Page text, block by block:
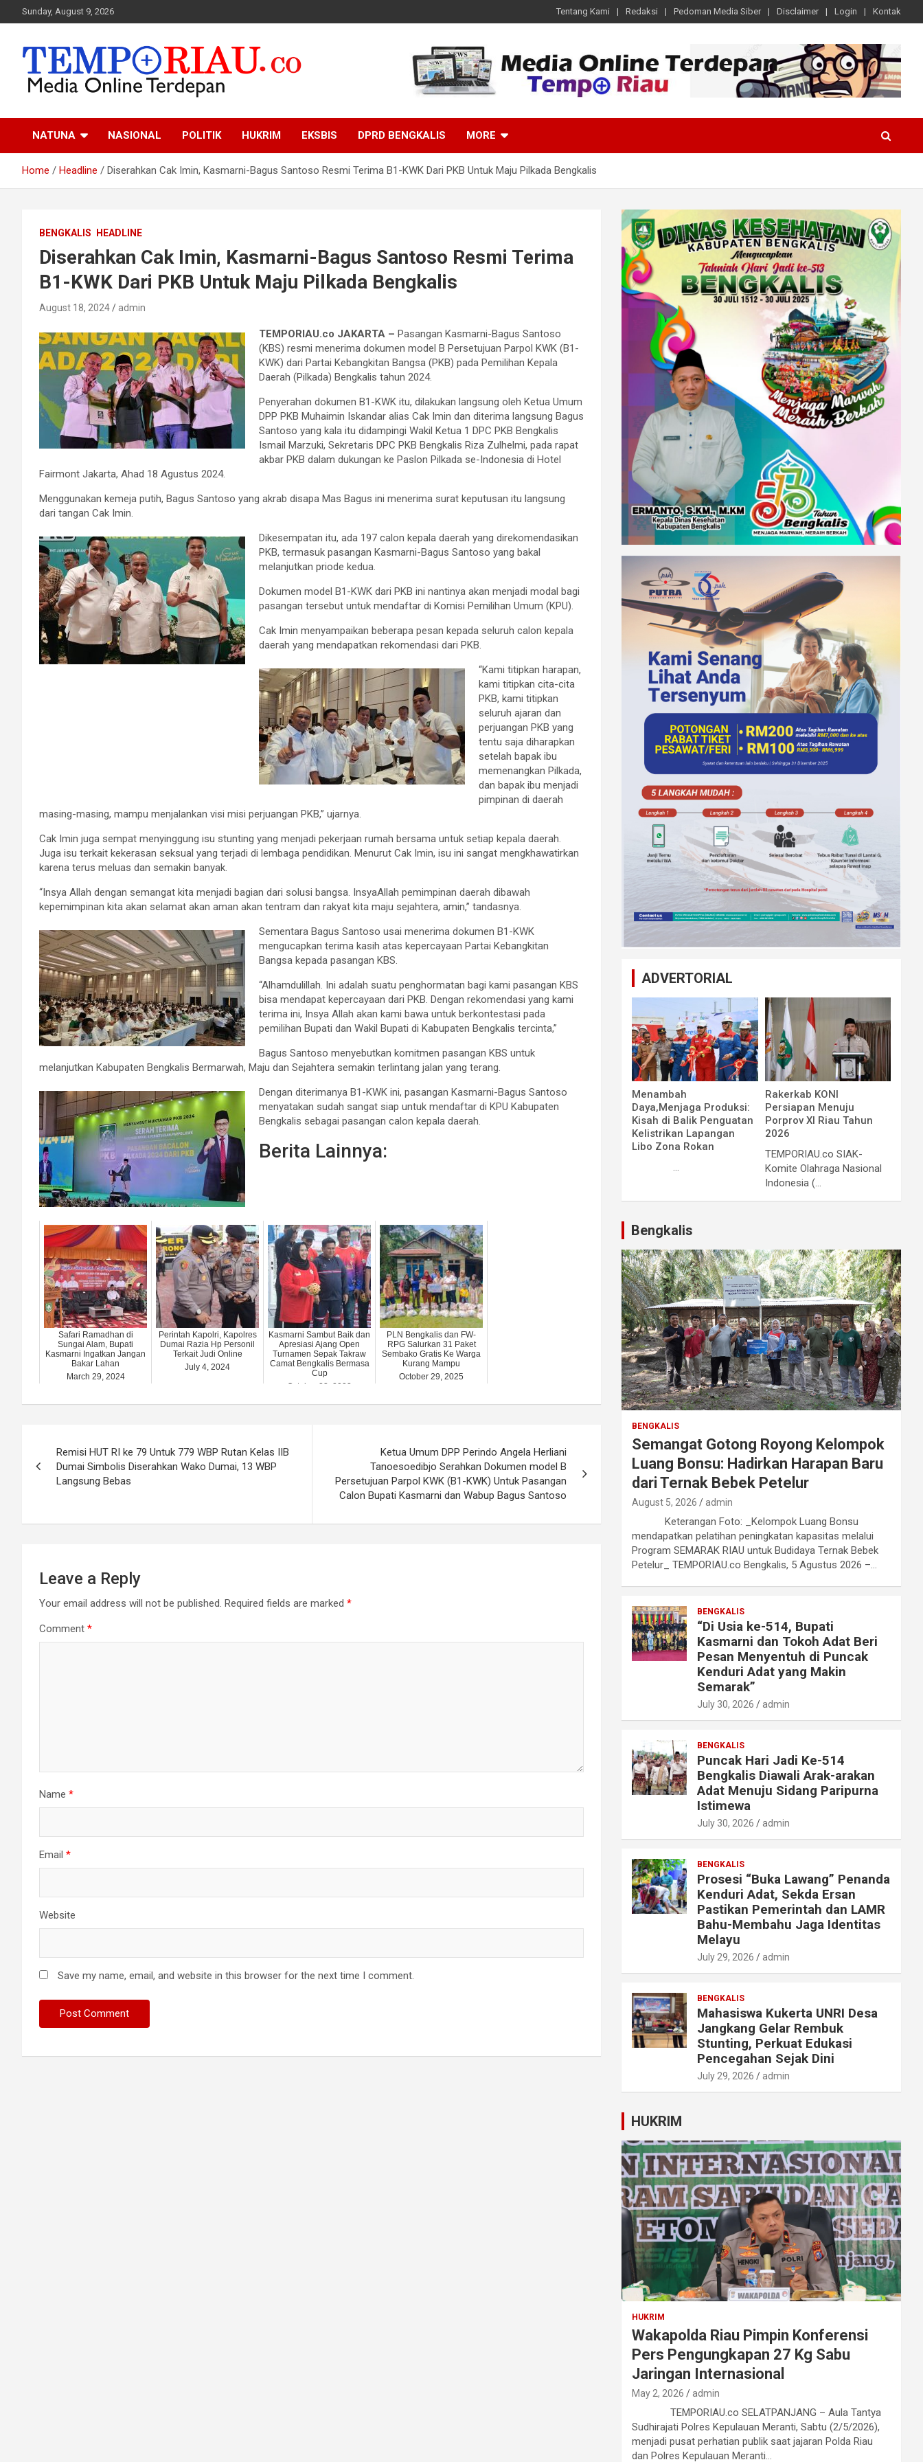
to
Sunday, August 9, 2026 Tentang Kami Redaksi Pedoman Media Siber Disclaimer Login Kontak
Tempo Riau
NATUNA NASIONAL POLITIK HUKRIM EKSBIS DPRD BENGKALIS MORE
Home Headline Diserahkan Cak Imin, Kasmarni-Bagus Santoso Resmi Terima B1-KWK Dari PKB Untuk Maju Pilkada Bengkalis
BENGKALIS HEADLINE
Diserahkan Cak Imin, Kasmarni-Bagus Santoso Resmi Terima
B1-KWK Dari PKB Untuk Maju Pilkada Bengkalis
August 18, 2024 admin
TEMPORIAU.co JAKARTA – Pasangan Kasmarni-Bagus Santoso
(KBS) resmi menerima dokumen model B Persetujuan Parpol KWK (B1-
KWK) dari Partai Kebangkitan Bangsa (PKB) pada Pemilihan Kepala
Daerah (Pilkada) Bengkalis tahun 2024.
Penyerahan dokumen B1-KWK itu, dilakukan langsung oleh Ketua Umum
DPP PKB Muhaimin Iskandar alias Cak Imin dan diterima langsung Bagus
Santoso yang kala itu didampingi Wakil Ketua 1 DPC PKB Bengkalis
Ismail Marzuki, Sekretaris DPC PKB Bengkalis Riza Zulhelmi, pada rapat
akbar PKB dalam dukungan ke Paslon Pilkada se-Indonesia di Hotel
Fairmont Jakarta, Ahad 18 Agustus 2024.
Menggunakan kemeja putih, Bagus Santoso yang akrab disapa Mas Bagus ini menerima surat keputusan itu langsung
dari tangan Cak Imin.
Dikesempatan itu, ada 197 calon kepala daerah yang direkomendasikan
PKB, termasuk pasangan Kasmarni-Bagus Santoso yang bakal
melanjutkan priode kedua.
Dokumen model B1-KWK dari PKB ini nantinya akan menjadi modal bagi
pasangan tersebut untuk mendaftar di Komisi Pemilihan Umum (KPU).
Cak Imin menyampaikan beberapa pesan kepada seluruh calon kepala
daerah yang mendapatkan rekomendasi dari PKB.
“Kami titipkan harapan,
kami titipkan cita-cita
PKB, kami titipkan
seluruh ajaran dan
perjuangan PKB yang
tentu saja diharapkan
setelah bapak ibu
memenangkan Pilkada,
dan bapak ibu menjadi
pimpinan di daerah
masing-masing, mampu menjalankan visi misi perjuangan PKB,” ujarnya.
Cak Imin juga sempat menyinggung isu stunting yang menjadi pekerjaan rumah bersama untuk setiap kepala daerah.
Juga isu terkait kekerasan seksual yang terjadi di lembaga pendidikan. Menurut Cak Imin, isu ini sangat mengkhawatirkan
karena terus meluas dan semakin banyak.
“Insya Allah dengan semangat kita menjadi bagian dari solusi bangsa. InsyaAllah pemimpinan daerah dibawah
kepemimpinan kita akan selamat akan aman akan tentram dan rakyat kita maju sejahtera, amin,” tandasnya.
Sementara Bagus Santoso usai menerima dokumen B1-KWK
mengucapkan terima kasih atas kepercayaan Partai Kebangkitan
Bangsa kepada pasangan KBS.
“Alhamdulillah. Ini adalah suatu penghormatan bagi kami pasangan KBS
bisa mendapat kepercayaan dari PKB. Dengan rekomendasi yang kami
terima ini, Insya Allah akan kami bawa untuk berkontestasi pada
pemilihan Bupati dan Wakil Bupati di Kabupaten Bengkalis tercinta,”
Bagus Santoso menyebutkan komitmen pasangan KBS untuk
melanjutkan Kabupaten Bengkalis Bermarwah, Maju dan Sejahtera semakin terlintang jalan yang terang.
Dengan diterimanya B1-KWK ini, pasangan Kasmarni-Bagus Santoso
menyatakan sudah sangat siap untuk mendaftar di KPU Kabupaten
Bengkalis sebagai pasangan calon kepala daerah.
Berita Lainnya:
Safari Ramadhan di
Sungai Alam, Bupati
Kasmarni Ingatkan Jangan
Bakar Lahan
March 29, 2024
Perintah Kapolri, Kapolres
Dumai Razia Hp Personil
Terkait Judi Online
July 4, 2024
Kasmarni Sambut Baik dan
Apresiasi Ajang Open
Turnamen Sepak Takraw
Camat Bengkalis Bermasa
Cup
October 23, 2023
PLN Bengkalis dan FW-
RPG Salurkan 31 Paket
Sembako Gratis Ke Warga
Kurang Mampu
October 29, 2025
navigation
Remisi HUT RI ke 79 Untuk 779 WBP Rutan Kelas IIB
Dumai Simbolis Diserahkan Wako Dumai, 13 WBP
Langsung Bebas
Ketua Umum DPP Perindo Angela Herliani
Tanoesoedibjo Serahkan Dokumen model B
Persetujuan Parpol KWK (B1-KWK) Untuk Pasangan
Calon Bupati Kasmarni dan Wabup Bagus Santoso
Leave a Reply
Your email address will not be published. Required fields are marked *
Comment *
Name *
Email *
Website
Save my name, email, and website in this browser for the next time I comment.
ADVERTORIAL
Menambah
Daya,Menjaga Produksi:
Kisah di Balik Penguatan
Kelistrikan Lapangan
Libo Zona Rokan
...
Rakerkab KONI
Persiapan Menuju
Porprov XI Riau Tahun
2026
TEMPORIAU.co SIAK-
Komite Olahraga Nasional
Indonesia (...
Bengkalis
BENGKALIS
Semangat Gotong Royong Kelompok
Luang Bonsu: Hadirkan Harapan Baru
dari Ternak Bebek Petelur
August 5, 2026 admin
Keterangan Foto: _Kelompok Luang Bonsu
mendapatkan pelatihan peningkatan kapasitas melalui
Program SEMARAK RIAU untuk Budidaya Ternak Bebek
Petelur_ TEMPORIAU.co Bengkalis, 5 Agustus 2026 –…
BENGKALIS
“Di Usia ke-514, Bupati
Kasmarni dan Tokoh Adat Beri
Pesan Menyentuh di Puncak
Kenduri Adat yang Makin
Semarak”
July 30, 2026 admin
BENGKALIS
Puncak Hari Jadi Ke-514
Bengkalis Diawali Arak-arakan
Adat Menuju Sidang Paripurna
Istimewa
July 30, 2026 admin
BENGKALIS
Prosesi “Buka Lawang” Penanda
Kenduri Adat, Sekda Ersan
Pastikan Pemerintah dan LAMR
Bahu-Membahu Jaga Identitas
Melayu
July 29, 2026 admin
BENGKALIS
Mahasiswa Kukerta UNRI Desa
Jangkang Gelar Rembuk
Stunting, Perkuat Edukasi
Pencegahan Sejak Dini
July 29, 2026 admin
HUKRIM
HUKRIM
Wakapolda Riau Pimpin Konferensi
Pers Pengungkapan 27 Kg Sabu
Jaringan Internasional
May 2, 2026 admin
TEMPORIAU.co SELATPANJANG – Aula Tantya
Sudhirajati Polres Kepulauan Meranti, Sabtu (2/5/2026),
menjadi pusat perhatian publik saat jajaran Polda Riau
dan Polres Kepulauan Meranti…